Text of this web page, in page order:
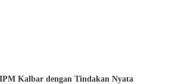
Kalbar dengan Tindakan Nyata